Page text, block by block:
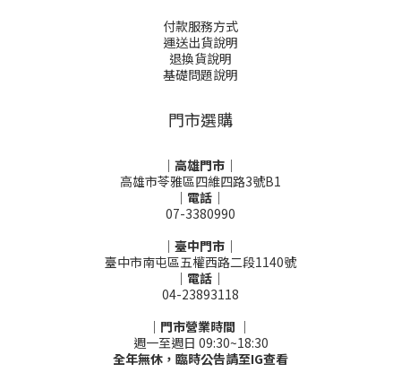
付款服務方式
運送出貨說明
退換貨說明
基礎問題說明
門市選購
｜高雄門市｜
高雄市苓雅區四維四路3號B1
｜電話｜
07-3380990
｜臺中門市｜
臺中市南屯區五權西路二段1140號
｜電話｜
04-23893118
｜門市營業時間 ｜
週一至週日 09:30~18:30
全年無休，臨時公告請至IG查看